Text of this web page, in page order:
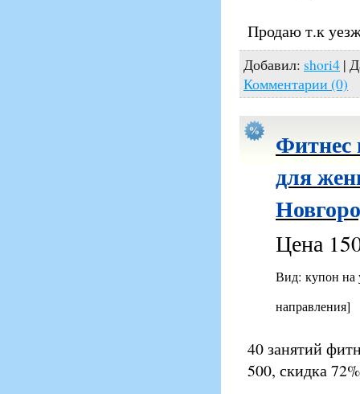
Продаю т.к
Добавил: shori4 |
Комментарии (0)
Фитнес
для
Цена
Вид: купон
направления]
40 занятий
500, скидка